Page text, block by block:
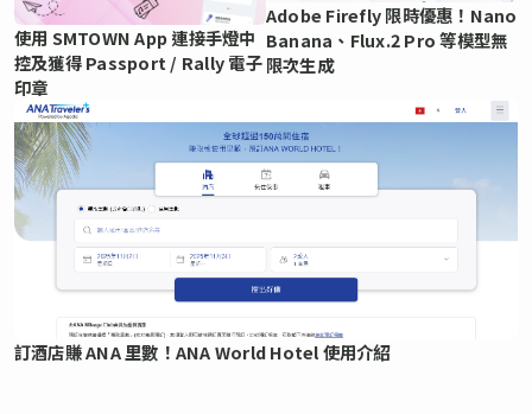
使用 SMTOWN App 連接手燈中
控及獲得 Passport / Rally 電子
印章
Adobe Firefly 限時優惠！Nano
Banana、Flux.2 Pro 等模型無
限次生成
訂酒店賺 ANA 里數！ANA World Hotel 使用介紹